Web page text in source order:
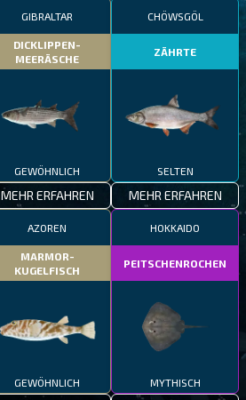
GIBRALTAR
DICKLIPPEN-
MEERÄSCHE
GEWÖHNLICH
MEHR ERFAHREN
CHÖWSGÖL
ZÄHRTE
SELTEN
MEHR ERFAHREN
AZOREN
MARMOR-
KUGELFISCH
GEWÖHNLICH
HOKKAIDO
PEITSCHENROCHEN
MYTHISCH